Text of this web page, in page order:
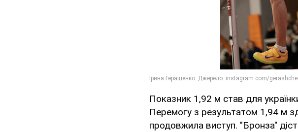
Показник 1,92 м став для
Перемогу з результатом 1,94 м
продовжила виступ. "Бронза"